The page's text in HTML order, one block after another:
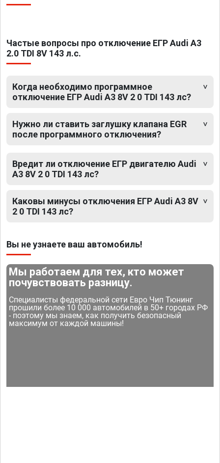
Частые вопросы про отключение ЕГР Audi A3
2.0 TDI 8V 143 л.с.
Когда необходимо программное
отключение ЕГР Audi A3 8V 2 0 TDI 143 лс?
Нужно ли ставить заглушку клапана EGR
после программного отключения?
Вредит ли отключение ЕГР двигателю Audi
A3 8V 2 0 TDI 143 лс?
Каковы минусы отключения ЕГР Audi A3 8V
2 0 TDI 143 лс?
Вы не узнаете ваш автомобиль!
Мы работаем для тех, кто может
почувствовать разницу.
Специалисты федеральной сети Евро Чип Тюнинг
прошили более 10 000 автомобилей в 50+ городах РФ
- поэтому мы знаем, как получить безопасный
максимум от каждой машины!